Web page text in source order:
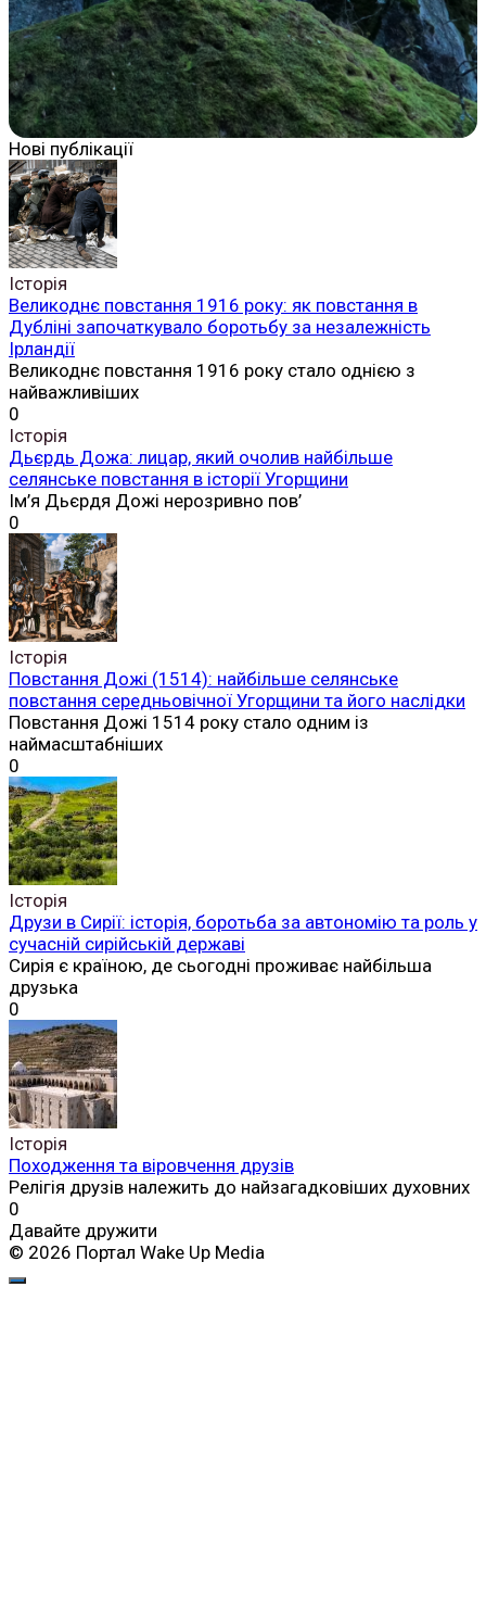
Нові публікації
Історія
Великоднє повстання 1916 року: як повстання в
Дубліні започаткувало боротьбу за незалежність
Ірландії
Великоднє повстання 1916 року стало однією з
найважливіших
0
Історія
Дьєрдь Дожа: лицар, який очолив найбільше
селянське повстання в історії Угорщини
Ім’я Дьєрдя Дожі нерозривно пов’
0
Історія
Повстання Дожі (1514): найбільше селянське
повстання середньовічної Угорщини та його наслідки
Повстання Дожі 1514 року стало одним із
наймасштабніших
0
Історія
Друзи в Сирії: історія, боротьба за автономію та роль у
сучасній сирійській державі
Сирія є країною, де сьогодні проживає найбільша
друзька
0
Історія
Походження та віровчення друзів
Релігія друзів належить до найзагадковіших духовних
0
Давайте дружити
© 2026 Портал Wake Up Media